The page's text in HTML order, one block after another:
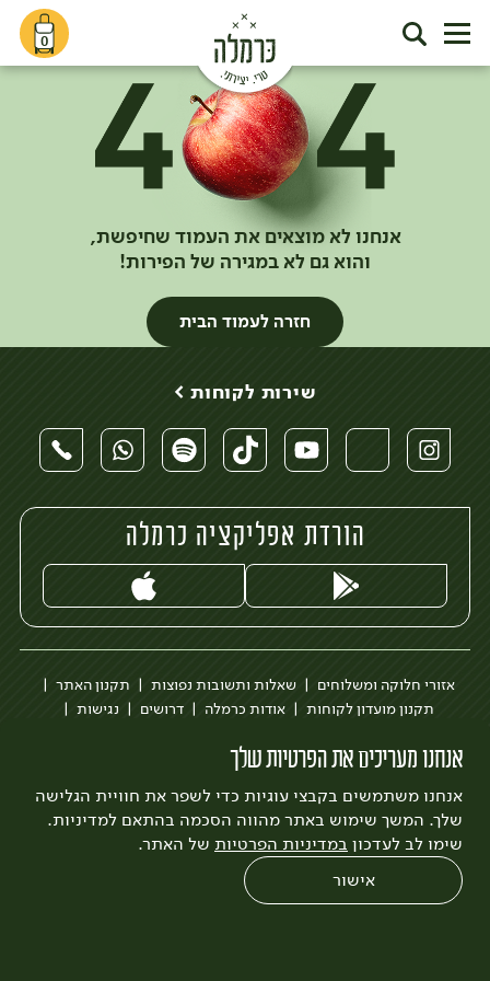
0
אנחנו לא מוצאים את העמוד שחיפשת,
והוא גם לא במגירה של הפירות!
חזרה לעמוד הבית
אנחנו מעריכים את הפרטיות שלך
אנחנו משתמשים בקבצי עוגיות כדי לשפר את חוויית הגלישה
שלך. המשך שימוש באתר מהווה הסכמה בהתאם למדיניות.
שימו לב לעדכון במדיניות הפרטיות של האתר.
אישור
שירות לקוחות >
הורדת אפליקציה כרמלה
אזורי חלוקה ומשלוחים שאלות ותשובות נפוצות
תקנון האתר
תקנון מועדון לקוחות
אודות כרמלה דרושים
נגישות
לצפייה בעדכון מדיניות פרטיות
עיצוב:3bears פיתוח:Quatro